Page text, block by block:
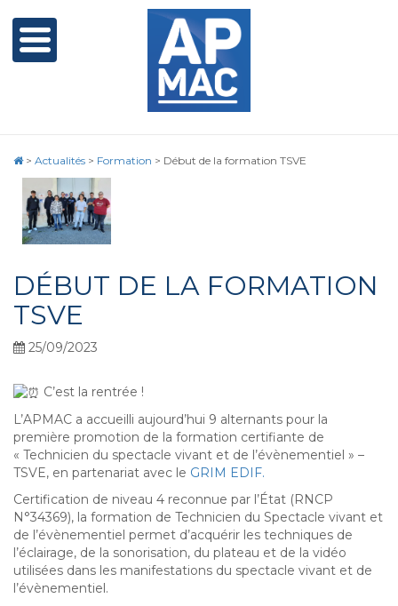
> Actualités > Formation > Début de la formation TSVE
DÉBUT DE LA FORMATION
TSVE
25/09/2023
C’est la rentrée !
L’APMAC a accueilli aujourd’hui 9 alternants pour la
première promotion de la formation certifiante de
« Technicien du spectacle vivant et de l’évènementiel » –
TSVE, en partenariat avec le GRIM EDIF.
Certification de niveau 4 reconnue par l’État (RNCP
N°34369), l a formation de Technicien du Spectacle vivant et
de l’évènementiel permet d’acquérir les techniques de
l’éclairage, de la sonorisation, du plateau et de la vidéo
utilisées dans les manifestations du spectacle vivant et de
l’évènementiel.